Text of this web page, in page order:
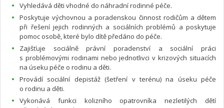
Vyhledává děti vhodné do náhradní rodinné péče.
Poskytuje výchovnou a poradenskou činnost rodičům a dětem
při řešení jejich rodinných a sociálních problémů a poskytuje
pomoc osobě, které bylo dítě předáno do péče.
Zajišťuje sociálně právní poradenství a sociální práci
s problémovými rodinami nebo jednotlivci v krizových situacích
na úseku péče o rodinu a děti.
Provádí sociální depistáž (šetření v terénu) na úseku péče
o rodinu a děti.
Vykonává funkci kolizního opatrovníka nezletilých dětí